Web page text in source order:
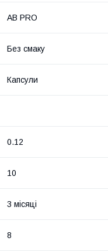
AB PRO
Без смаку
Капсули
0.12
10
3 місяці
8